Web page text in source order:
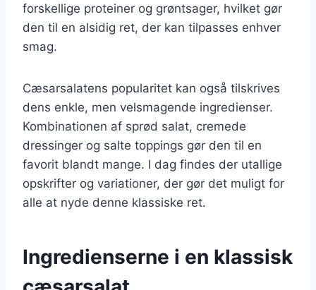
forskellige proteiner og grøntsager, hvilket gør
den til en alsidig ret, der kan tilpasses enhver
smag.
Cæsarsalatens popularitet kan også tilskrives
dens enkle, men velsmagende ingredienser.
Kombinationen af sprød salat, cremede
dressinger og salte toppings gør den til en
favorit blandt mange. I dag findes der utallige
opskrifter og variationer, der gør det muligt for
alle at nyde denne klassiske ret.
Ingredienserne i en klassisk